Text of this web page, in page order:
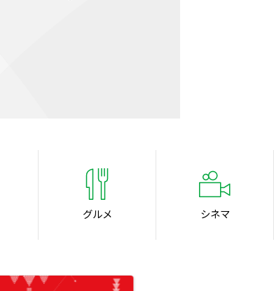
グルメ シネマ